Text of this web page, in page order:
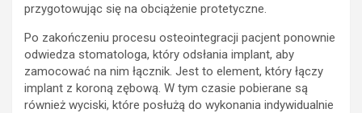
przygotowując się na obciążenie protetyczne.
Po zakończeniu procesu osteointegracji pacjent ponownie
odwiedza stomatologa, który odsłania implant, aby
zamocować na nim łącznik. Jest to element, który łączy
implant z koroną zębową. W tym czasie pobierane są
również wyciski, które posłużą do wykonania indywidualnie